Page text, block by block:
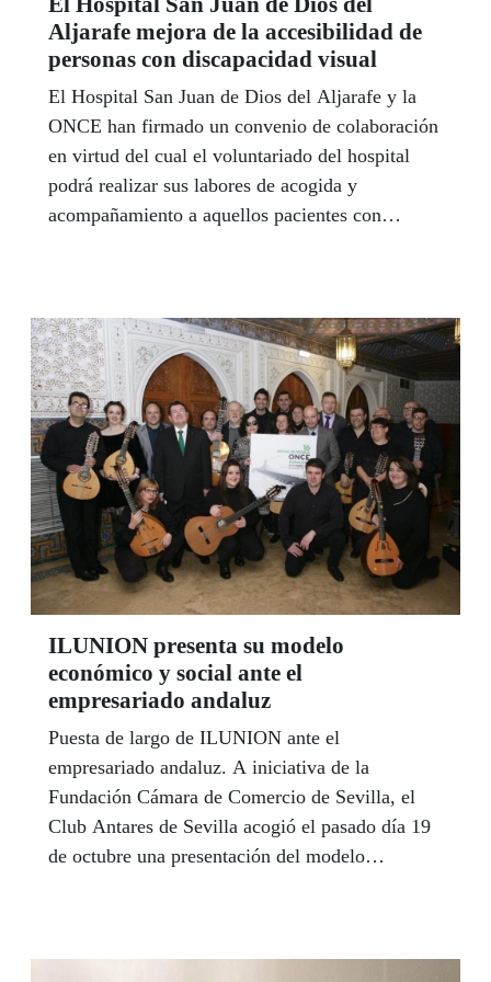
Aljarafe mejora de la accesibilidad de
personas con discapacidad visual
El Hospital San Juan de Dios del Aljarafe y la
ONCE han firmado un convenio de colaboración
en virtud del cual el voluntariado del hospital
podrá realizar sus labores de acogida y
acompañamiento a aquellos pacientes con
por tanto usuarios de este centro sanitario y que,
de este modo podrán, acceder con mayor
autonomía a los distintos servicios prestados en
el hospital, tanto en las necesidades que surjan su
visita como su estancia hospitalaria. Se trata del
primer convenio de estas características que la
ONCE suscribe con un hospital andaluz en este
ámbito del voluntariado.
ILUNION presenta su modelo
económico y social ante el
empresariado andaluz
Puesta de largo de ILUNION ante el
empresariado andaluz. A iniciativa de la
Fundación Cámara de Comercio de Sevilla, el
Club Antares de Sevilla acogió el pasado día 19
de octubre una presentación del modelo